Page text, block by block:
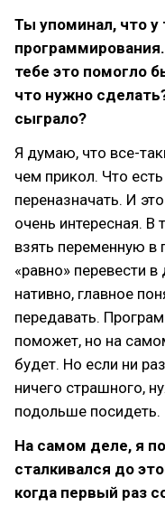
Ты упоминал, что у
тебе это помогло
что нужно
сыграло?
Я думаю, что все-
чем прикол. Что
переназначать. И
очень интересная.
взять переменную в
«равно» перевести
нативно, главное
передавать.
поможет, но на
будет. Но если ни
ничего страшного,
подольше посидеть.
На самом деле, я
сталкивался до
когда первый раз